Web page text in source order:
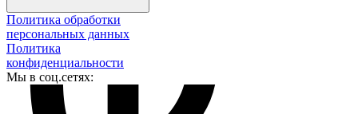
Политика обработки
персональных данных
Политика
конфиденциальности
Мы в соц.сетях: